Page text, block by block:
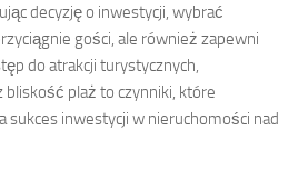
decyzję o inwestycji, wybrać
gości, ale również zapewni
do atrakcji turystycznych,
plaż to czynniki, które
sukces inwestycji w nieruchomości nad